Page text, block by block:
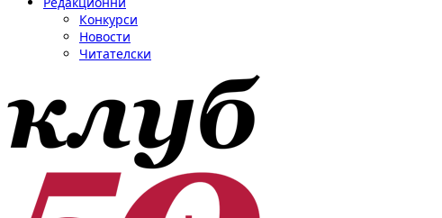
Конкурси
Новости
Читателски